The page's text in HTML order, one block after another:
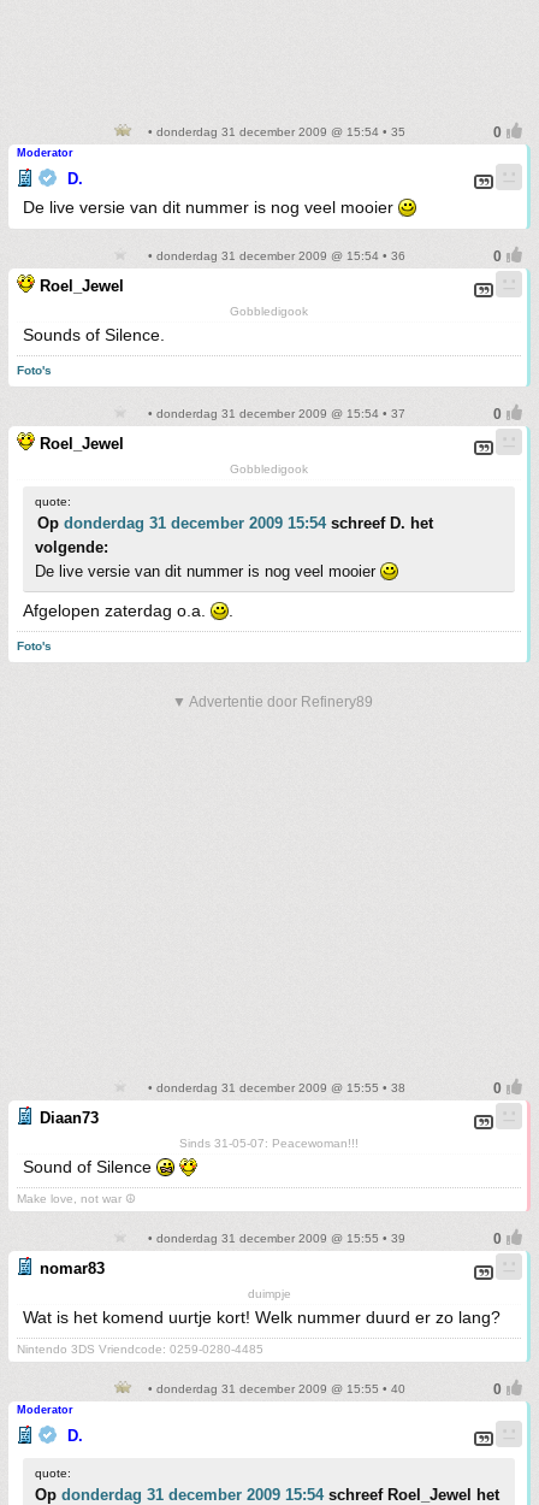
• donderdag 31 december 2009 @ 15:54 • 35
Moderator
D.
De live versie van dit nummer is nog veel mooier
• donderdag 31 december 2009 @ 15:54 • 36
Roel_Jewel
Gobbledigook
Sounds of Silence.
Foto's
• donderdag 31 december 2009 @ 15:54 • 37
Roel_Jewel
Gobbledigook
quote:
Op donderdag 31 december 2009 15:54schreef D. het
volgende:
De live versie van dit nummer is nog veel mooier
Afgelopen zaterdag o.a.
Foto's
▼ Advertentie door Refinery89
• donderdag 31 december 2009 @ 15:55 • 38
Diaan73
Sinds 31-05-07: Peacewoman!!!
Sound of Silence
Make love, not war ☮
• donderdag 31 december 2009 @ 15:55 • 39
nomar83
duimpje
Wat is het komend uurtje kort! Welk nummer duurd er zo lang?
Nintendo 3DS Vriendcode: 0259-0280-4485
• donderdag 31 december 2009 @ 15:55 • 40
Moderator
D.
quote:
Op donderdag 31 december 2009 15:54schreef Roel_Jewel het